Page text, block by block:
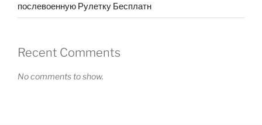
послевоенную Рулетку Бесплатн
Recent Comments
No comments to show.